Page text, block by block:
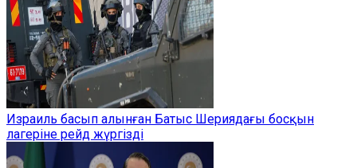
Израиль басып алынған Батыс Шериядағы босқын
лагеріне рейд жүргізді